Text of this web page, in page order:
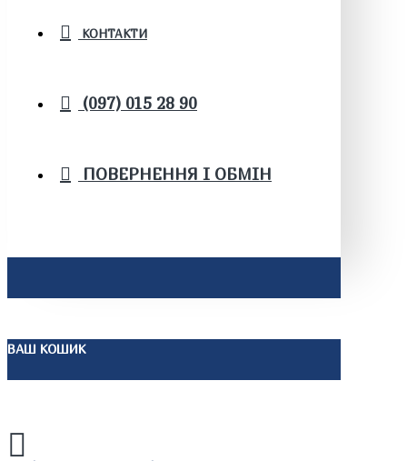
КОНТАКТИ
(097) 015 28 90
ПОВЕРНЕННЯ І ОБМІН
ВАШ КОШИК